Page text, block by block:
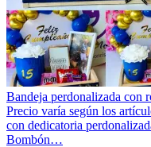
Bandeja perdonalizada con
Precio varía según los
con dedicatoria
Bombón…